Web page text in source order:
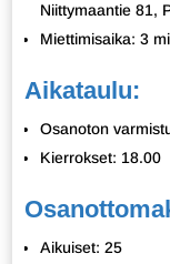
Niittymaantie 81,
Miettimisaika: 3
Aikataulu:
Osanoton
Kierrokset: 18.00
Aikuiset: 25